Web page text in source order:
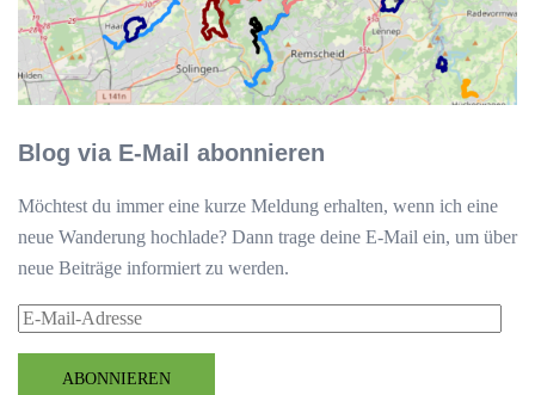
Blog via E-Mail abonnieren
Möchtest du immer eine kurze Meldung erhalten, wenn ich eine
neue Wanderung hochlade? Dann trage deine E-Mail ein, um über
neue Beiträge informiert zu werden.
E-
AdresseABONNIEREN